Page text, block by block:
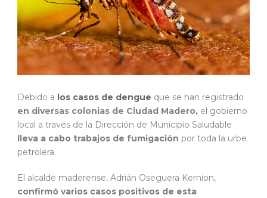
Debido a los casos de dengue que se han registrado
en diversas colonias de Ciudad Madero, el gobierno
local a través de la Dirección de Municipio Saludable
lleva a cabo trabajos de fumigación por toda la urbe
petrolera.
El alcalde maderense, Adrián Oseguera Kernion,
confirmó varios casos positivos de esta